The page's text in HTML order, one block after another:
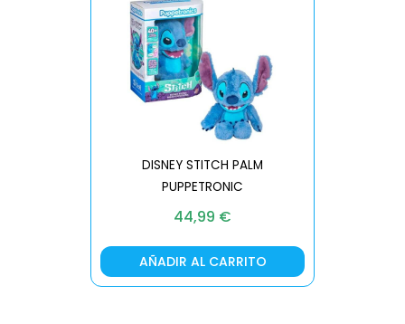
DISNEY STITCH PALM
PUPPETRONIC
44,99 €
AÑADIR AL CARRITO